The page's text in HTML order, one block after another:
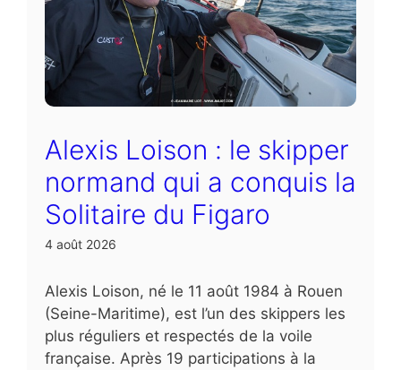
Alexis Loison : le skipper
normand qui a conquis la
Solitaire du Figaro
4 août 2026
Alexis Loison, né le 11 août 1984 à Rouen
(Seine-Maritime), est l’un des skippers les
plus réguliers et respectés de la voile
française. Après 19 participations à la